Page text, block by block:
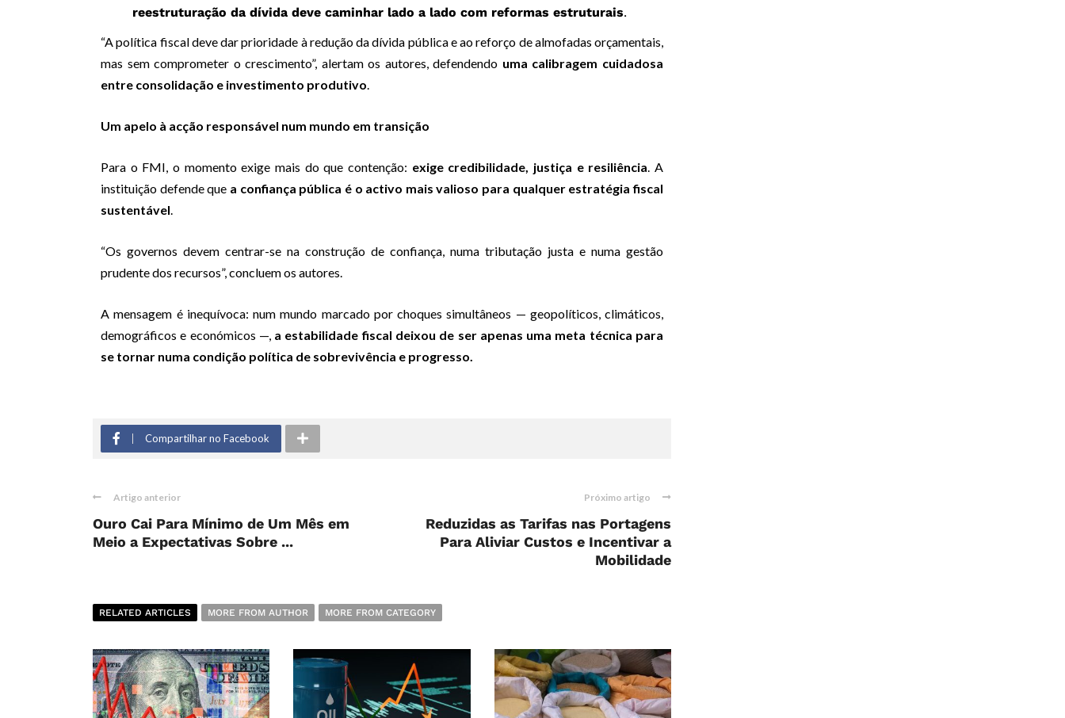
reestruturação da dívida deve caminhar lado a lado com reformas estruturais.
“A política fiscal deve dar prioridade à redução da dívida pública e ao reforço de almofadas orçamentais,
mas sem comprometer o crescimento”, alertam os autores, defendendo uma calibragem cuidadosa
entre consolidação e investimento produtivo.
Um apelo à acção responsável num mundo em transição
Para o FMI, o momento exige mais do que contenção: exige credibilidade, justiça e resiliência. A
instituição defende que a confiança pública é o activo mais valioso para qualquer estratégia fiscal
sustentável.
“Os governos devem centrar-se na construção de confiança, numa tributação justa e numa gestão
prudente dos recursos”, concluem os autores.
A mensagem é inequívoca: num mundo marcado por choques simultâneos — geopolíticos, climáticos,
demográficos e económicos —, a estabilidade fiscal deixou de ser apenas uma meta técnica para
se tornar numa condição política de sobrevivência e progresso.
Compartilhar no Facebook
Artigo anterior
Ouro Cai Para Mínimo de Um Mês em
Meio a Expectativas Sobre ...
Próximo artigo
Reduzidas as Tarifas nas Portagens
Para Aliviar Custos e Incentivar a
Mobilidade
RELATED ARTICLES MORE FROM AUTHOR MORE FROM CATEGORY